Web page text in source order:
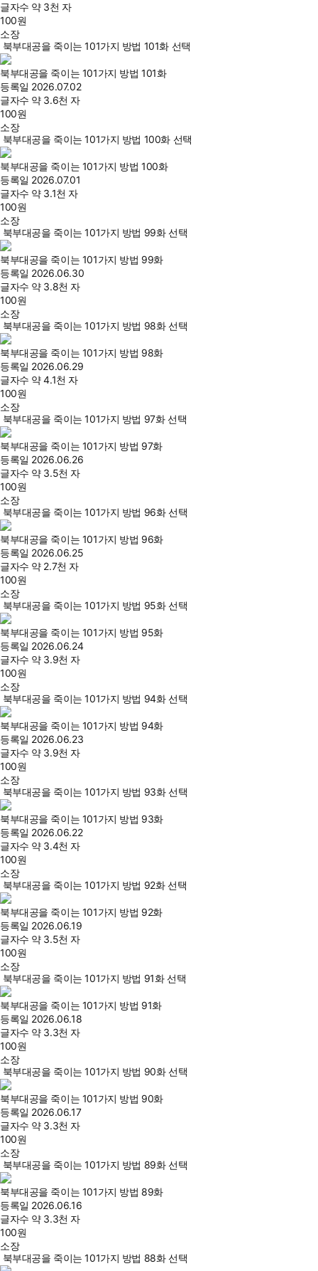
글자수 약 3천 자
100원
소장
북부대공을 죽이는 101가지 방법 101화 선택
북부대공을 죽이는 101가지 방법 101화
등록일 2026.07.02
글자수 약 3.6천 자
100원
소장
북부대공을 죽이는 101가지 방법 100화 선택
북부대공을 죽이는 101가지 방법 100화
등록일 2026.07.01
글자수 약 3.1천 자
100원
소장
북부대공을 죽이는 101가지 방법 99화 선택
북부대공을 죽이는 101가지 방법 99화
등록일 2026.06.30
글자수 약 3.8천 자
100원
소장
북부대공을 죽이는 101가지 방법 98화 선택
북부대공을 죽이는 101가지 방법 98화
등록일 2026.06.29
글자수 약 4.1천 자
100원
소장
북부대공을 죽이는 101가지 방법 97화 선택
북부대공을 죽이는 101가지 방법 97화
등록일 2026.06.26
글자수 약 3.5천 자
100원
소장
북부대공을 죽이는 101가지 방법 96화 선택
북부대공을 죽이는 101가지 방법 96화
등록일 2026.06.25
글자수 약 2.7천 자
100원
소장
북부대공을 죽이는 101가지 방법 95화 선택
북부대공을 죽이는 101가지 방법 95화
등록일 2026.06.24
글자수 약 3.9천 자
100원
소장
북부대공을 죽이는 101가지 방법 94화 선택
북부대공을 죽이는 101가지 방법 94화
등록일 2026.06.23
글자수 약 3.9천 자
100원
소장
북부대공을 죽이는 101가지 방법 93화 선택
북부대공을 죽이는 101가지 방법 93화
등록일 2026.06.22
글자수 약 3.4천 자
100원
소장
북부대공을 죽이는 101가지 방법 92화 선택
북부대공을 죽이는 101가지 방법 92화
등록일 2026.06.19
글자수 약 3.5천 자
100원
소장
북부대공을 죽이는 101가지 방법 91화 선택
북부대공을 죽이는 101가지 방법 91화
등록일 2026.06.18
글자수 약 3.3천 자
100원
소장
북부대공을 죽이는 101가지 방법 90화 선택
북부대공을 죽이는 101가지 방법 90화
등록일 2026.06.17
글자수 약 3.3천 자
100원
소장
북부대공을 죽이는 101가지 방법 89화 선택
북부대공을 죽이는 101가지 방법 89화
등록일 2026.06.16
글자수 약 3.3천 자
100원
소장
북부대공을 죽이는 101가지 방법 88화 선택